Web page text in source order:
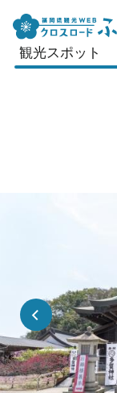
観光スポット